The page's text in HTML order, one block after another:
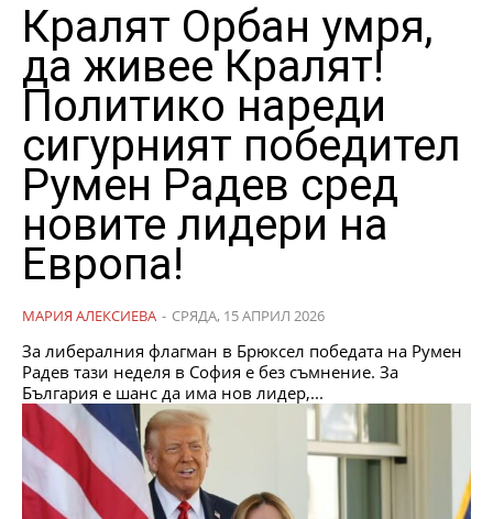
Кралят Орбан умря,
да живее Кралят!
Политико нареди
сигурният победител
Румен Радев сред
новите лидери на
Европа!
МАРИЯ АЛЕКСИЕВА - СРЯДА, 15 АПРИЛ 2026
За либералния флагман в Брюксел победата на Румен
Радев тази неделя в София е без съмнение. За
България е шанс да има нов лидер,...